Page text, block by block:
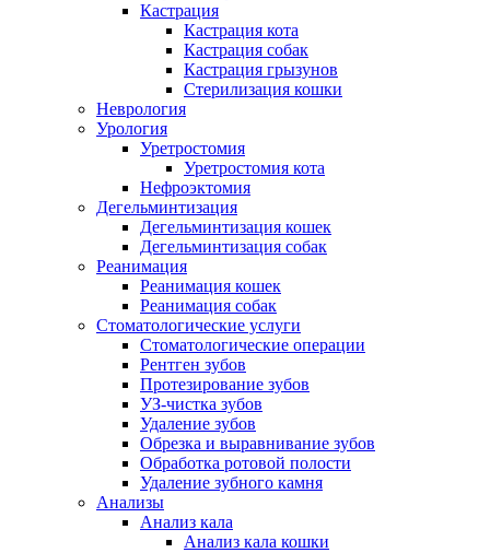
Кастрация
Кастрация кота
Кастрация собак
Кастрация грызунов
Стерилизация кошки
Неврология
Урология
Уретростомия
Уретростомия кота
Нефроэктомия
Дегельминтизация
Дегельминтизация кошек
Дегельминтизация собак
Реанимация
Реанимация кошек
Реанимация собак
Стоматологические услуги
Стоматологические операции
Рентген зубов
Протезирование зубов
УЗ-чистка зубов
Удаление зубов
Обрезка и выравнивание зубов
Обработка ротовой полости
Удаление зубного камня
Анализы
Анализ кала
Анализ кала кошки